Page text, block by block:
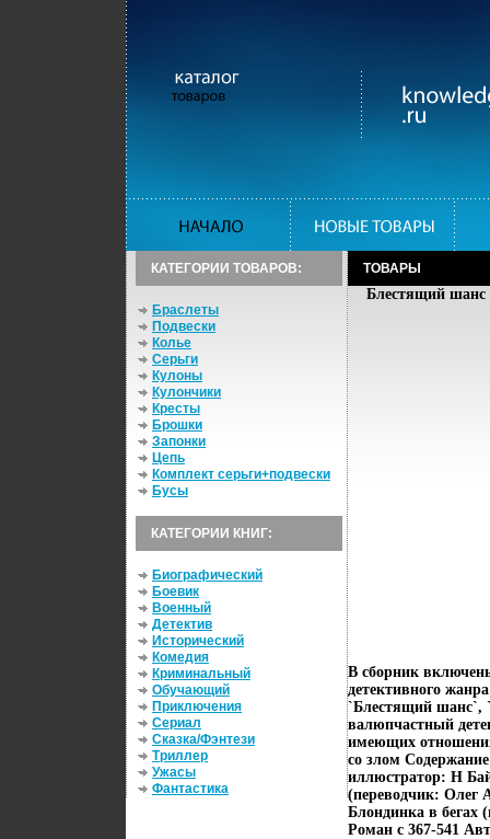
КАТЕГОРИИ ТОВАРОВ:
Браслеты
Подвески
Колье
Серьги
Кулоны
Кулончики
Кресты
Брошки
Запонки
Цепь
Комплект серьги+подвески
Бусы
КАТЕГОРИИ КНИГ:
Биографический
Боевик
Военный
Детектив
Исторический
Комедия
Криминальный
Обучающий
Приключения
Сериал
Сказка/Фэнтези
Триллер
Ужасы
Фантастика
ТОВАРЫ
Блестящий шанс
В сборник
детективного
`Блестящий шанс`,
валюпчастный
имеющих
со злом
иллюстратор: Н
(переводчик: Олег
Блондинка в бегах
Роман c 367-541